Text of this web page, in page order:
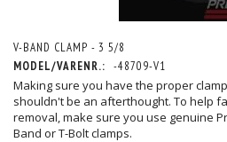
V-BAND CLAMP - 3 5/8
MODEL/VARENR.: -48709-V1
Making sure you have the proper
shouldn't be an afterthought. To help
removal, make sure you use genuine
Band or T-Bolt clamps.